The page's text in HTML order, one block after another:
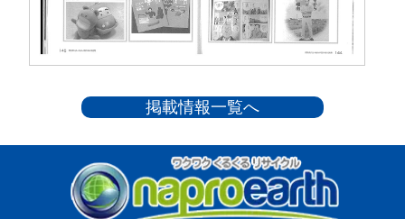
掲載情報一覧へ